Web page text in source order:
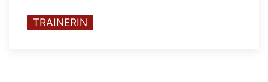
TRAINERIN